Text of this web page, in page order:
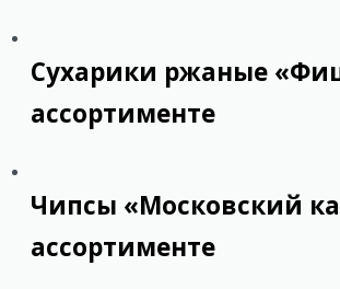
Сухарики ржаные
ассортименте
Чипсы «Московский
ассортименте